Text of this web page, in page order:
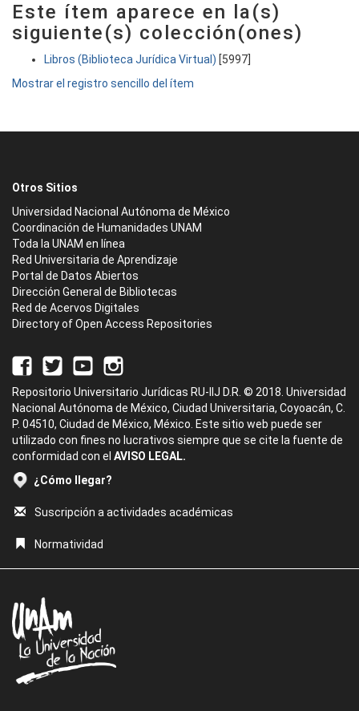
Este ítem aparece en la(s)
siguiente(s) colección(ones)
Libros (Biblioteca Jurídica Virtual) [5997]
Mostrar el registro sencillo del ítem
Otros Sitios
Universidad Nacional Autónoma de México
Coordinación de Humanidades UNAM
Toda la UNAM en línea
Red Universitaria de Aprendizaje
Portal de Datos Abiertos
Dirección General de Bibliotecas
Red de Acervos Digitales
Directory of Open Access Repositories
Repositorio Universitario Jurídicas RU-IIJ D.R. © 2018. Universidad
Nacional Autónoma de México, Ciudad Universitaria, Coyoacán, C.
P. 04510, Ciudad de México, México. Este sitio web puede ser
utilizado con fines no lucrativos siempre que se cite la fuente de
conformidad con el AVISO LEGAL.
¿Cómo llegar?
Suscripción a actividades académicas
Normatividad